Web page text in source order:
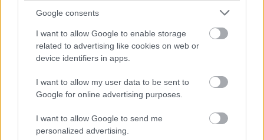
Google consents
I want to allow Google to enable storage
related to advertising like cookies on web or
device identifiers in apps.
I want to allow my user data to be sent to
Google for online advertising purposes.
I want to allow Google to send me
personalized advertising.